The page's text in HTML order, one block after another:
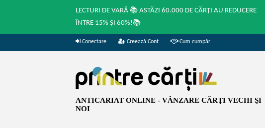
LECTURI DE VARĂ 📚 ASTĂZI 60.000 DE CĂRȚI AU REDUCERE
ÎNTRE 15% ȘI 60%!📚
Conectare Creează Cont Cum cumpăr
ANTICARIAT ONLINE - VÂNZARE CĂRŢI VECHI ŞI
NOI